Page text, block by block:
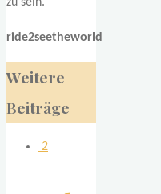
zu sein.
ride2seetheworld
Weitere
Beiträge
2